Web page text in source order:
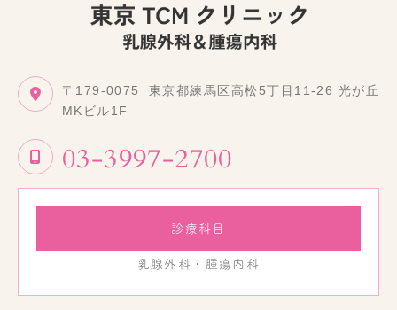
〒179-0075
東京都練馬区高松5丁目11-26 光が丘
MKビル1F
03-3997-2700
診療科目
乳腺外科・腫瘍内科